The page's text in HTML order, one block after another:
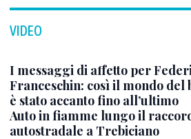
VIDEO
I messaggi di affetto per
Franceschin: così il mondo del
è stato accanto fino all’ultimo
Auto in fiamme lungo il
autostradale a Trebiciano